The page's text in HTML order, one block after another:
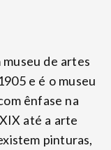
museu de artes
e é o museu
ênfase na
até a arte
pinturas,